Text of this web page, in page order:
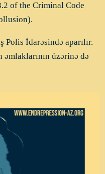
of the Criminal Code
Polis İdarəsində aparılır.
üzərinə də